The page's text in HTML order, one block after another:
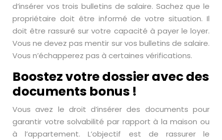
d’insérer vos trois bulletins de salaire. Sachez que le
propriétaire doit être informé de votre situation. Il
doit être rassuré sur votre capacité à payer le loyer.
Vous ne devez pas mentir sur vos bulletins de salaire.
Vous n’échapperez pas à certaines vérifications.
Boostez votre dossier avec des
documents bonus !
Vous avez le droit d’insérer des documents pour
garantir votre solvabilité par rapport à la maison ou
à l’appartement. L’objectif est de rassurer le